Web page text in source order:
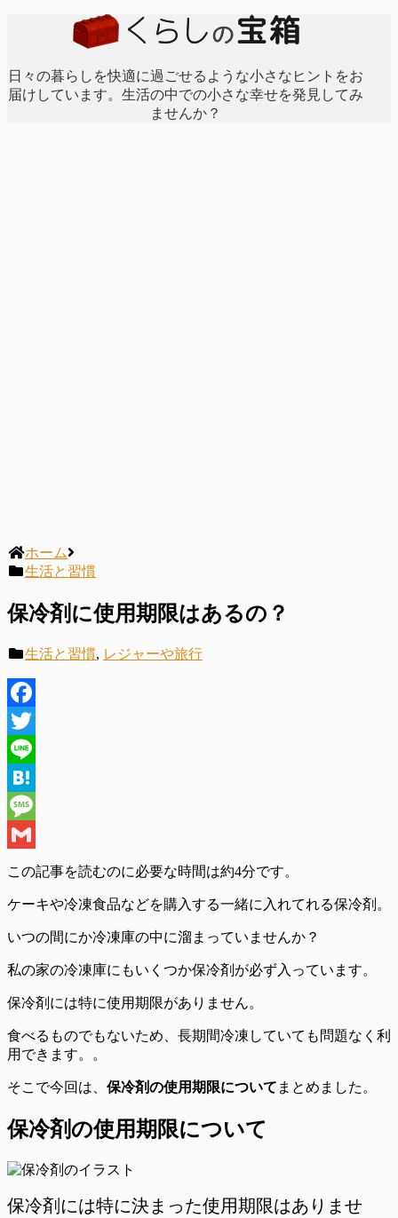
日々の暮らしを快適に過ごせるような小さなヒントをお
届けしています。生活の中での小さな幸せを発見してみ
ませんか？
ホーム
生活と習慣
保冷剤に使用期限はあるの？
生活と習慣, レジャーや旅行
Facebook
Twitter
Line
Hatena
Message
Gmail
この記事を読むのに必要な時間は約4分です。
ケーキや冷凍食品などを購入する一緒に入れてれる保冷剤。
いつの間にか冷凍庫の中に溜まっていませんか？
私の家の冷凍庫にもいくつか保冷剤が必ず入っています。
保冷剤には特に使用期限がありません。
食べるものでもないため、長期間冷凍していても問題なく利
用できます。。
そこで今回は、 保冷剤の使用期限について まとめました。
保冷剤の使用期限について
保冷剤には特に決まった使用期限はありませ